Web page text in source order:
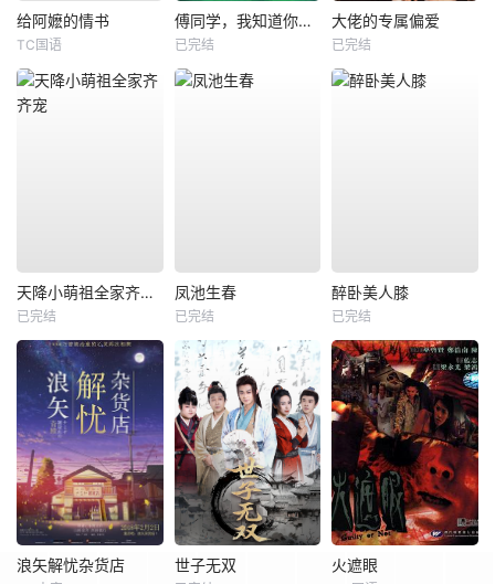
给阿嬷的情书
TC国语
傅同学，我知道你暗恋我
已完结
大佬的专属偏爱
已完结
天降小萌祖全家齐齐宠
已完结
凤池生春
已完结
醉卧美人膝
已完结
浪矢解忧杂货店 世子无双 火遮眼